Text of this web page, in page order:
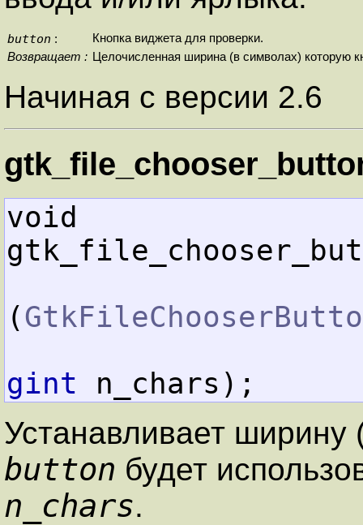
button :
Кнопка виджета для проверки.
Возвращает : Целочисленная ширина (в символах) которую
Начиная с версии 2.6
void
(
gint n_chars);
Устанавливает ширину
button будет
n_chars.